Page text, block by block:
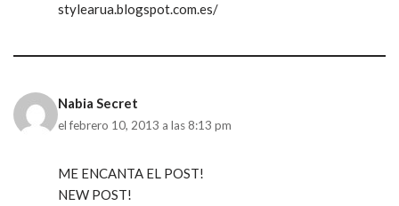
stylearua.blogspot.com.es/
Nabia Secret
el febrero 10, 2013 a las 8:13 pm
ME ENCANTA EL POST!
NEW POST!